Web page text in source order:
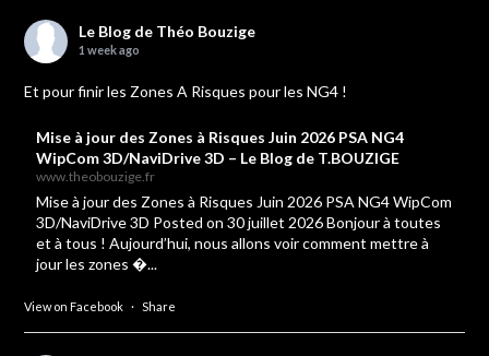
Le Blog de Théo Bouzige
1 week ago
Et pour finir les Zones A Risques pour les NG4 !
Mise à jour des Zones à Risques Juin 2026 PSA NG4
WipCom 3D/NaviDrive 3D – Le Blog de T.BOUZIGE
www.theobouzige.fr
Mise à jour des Zones à Risques Juin 2026 PSA NG4 WipCom
3D/NaviDrive 3D Posted on 30 juillet 2026 Bonjour à toutes
et à tous ! Aujourd’hui, nous allons voir comment mettre à
jour les zones �...
View on Facebook · Share